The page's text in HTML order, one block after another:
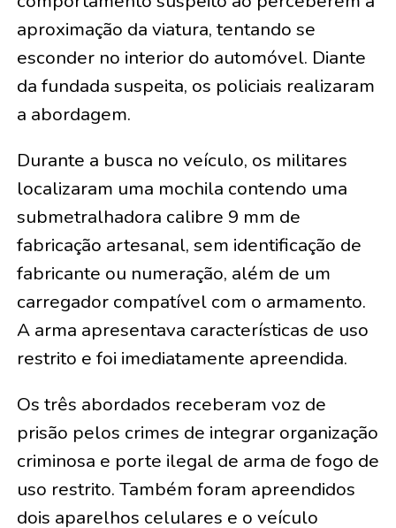
aproximação da viatura, tentando se
esconder no interior do automóvel. Diante
da fundada suspeita, os policiais realizaram
a abordagem.
Durante a busca no veículo, os militares
localizaram uma mochila contendo uma
submetralhadora calibre 9 mm de
fabricação artesanal, sem identificação de
fabricante ou numeração, além de um
carregador compatível com o armamento.
A arma apresentava características de uso
restrito e foi imediatamente apreendida.
Os três abordados receberam voz de
prisão pelos crimes de integrar organização
criminosa e porte ilegal de arma de fogo de
uso restrito. Também foram apreendidos
dois aparelhos celulares e o veículo